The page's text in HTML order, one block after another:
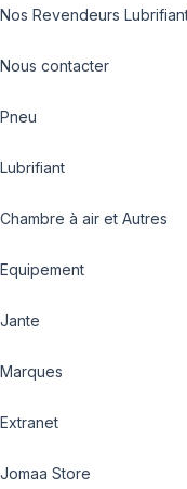
Nos Revendeurs
Nous contacter
Pneu
Lubrifiant
Chambre à air et Autres
Equipement
Jante
Marques
Extranet
Jomaa Store